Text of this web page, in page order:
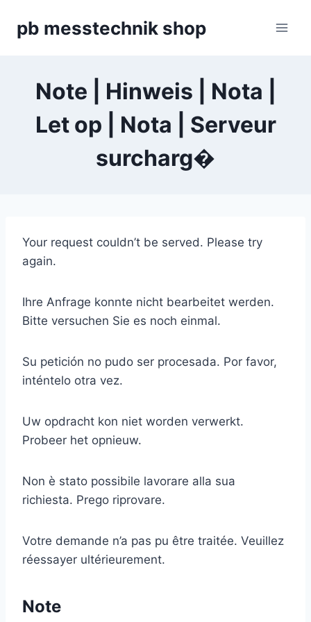
Inhaltpb messtechnik shop
Note | Hinweis | Nota |
Let op | Nota | Serveur
surcharg�
Your request couldn’t be served. Please try
again.
Ihre Anfrage konnte nicht bearbeitet werden.
Bitte versuchen Sie es noch einmal.
Su petición no pudo ser procesada. Por favor,
inténtelo otra vez.
Uw opdracht kon niet worden verwerkt.
Probeer het opnieuw.
Non è stato possibile lavorare alla sua
richiesta. Prego riprovare.
Votre demande n’a pas pu être traitée. Veuillez
réessayer ultérieurement.
Note